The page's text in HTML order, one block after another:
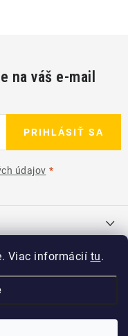
Viac informácií tu.
na váš e-mail
údajov
PRIHLÁSIŤ SA